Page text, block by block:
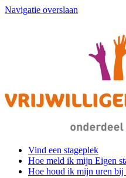
Navigatie overslaan
Vind een stageplek
Hoe meld ik mijn Eigen
Hoe houd ik mijn uren bij